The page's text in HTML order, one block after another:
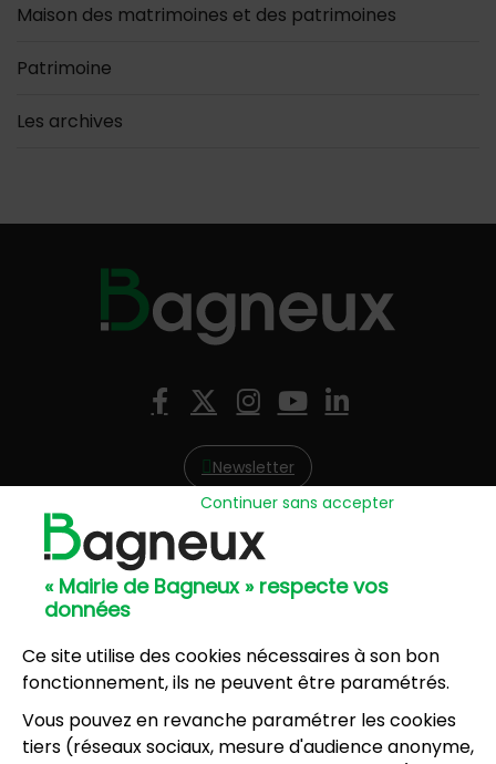
« Mairie de Bagneux » respecte vos
données
Ce site utilise des cookies nécessaires à son bon
fonctionnement, ils ne peuvent être paramétrés.
Vous pouvez en revanche paramétrer les cookies
tiers (réseaux sociaux, mesure d'audience anonyme,
Continuer sans accepter
Maison des matrimoines et des patrimoines
Patrimoine
Les archives
Facebook
X (Twitter)
Instagram
YouTube
LinkedIn
Newsletter
Hôtel de Ville
57, avenue Henri Ravera - 92220 Bagneux
01 42 31 60 00
8, résidence du Port Galand - 92220 Bagneux
01 45 47 62 00
NOUS CONTACTER